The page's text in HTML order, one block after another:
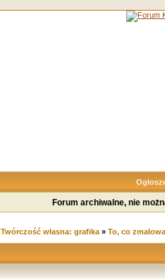
Forum archiwalne, nie
Twórczość własna: grafika» To, co